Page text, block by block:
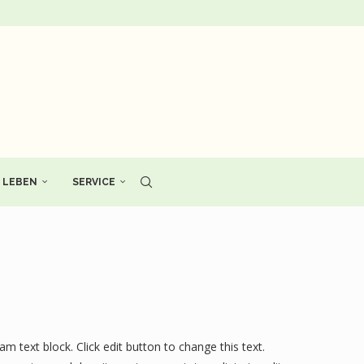
LEBEN SERVICE
text block. Click edit button to change this text.